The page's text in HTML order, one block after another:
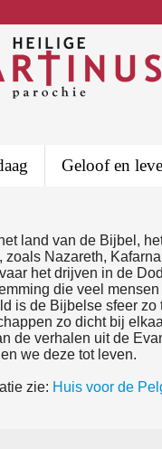
Geloof en
land van de Bijbel,
zoals Nazareth,
het drijven in de
die veel
is de Bijbelse sfeer
zo dicht bij
de verhalen uit de
we deze tot leven.
zie: Huis voor de